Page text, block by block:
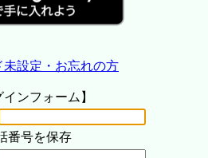
未設定・お忘れの方
インフォーム】
番号を保存